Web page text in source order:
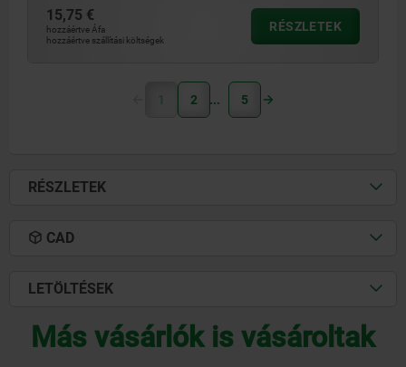
15,75 €
hozzáértve Áfa
hozzáértve szállítási költségek
RÉSZLETEK
1 2 5
RÉSZLETEK
CAD
LETÖLTÉSEK
Más vásárlók is vásároltak